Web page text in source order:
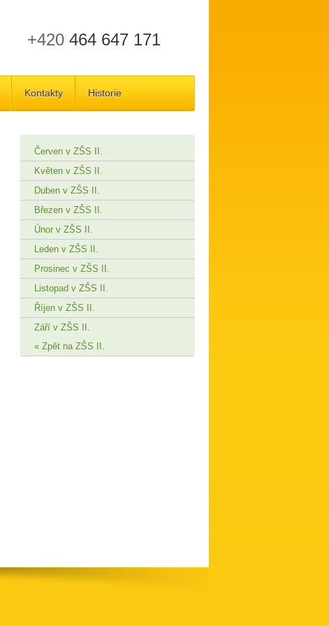
+420 464 647 171
Kontakty Historie
Červen v ZŠS II.
Květen v ZŠS II.
Duben v ZŠS II.
Březen v ZŠS II.
Únor v ZŠS II.
Leden v ZŠS II.
Prosinec v ZŠS II.
Listopad v ZŠS II.
Říjen v ZŠS II.
Září v ZŠS II.
Zpět na ZŠS II.